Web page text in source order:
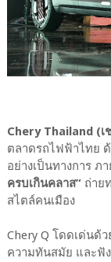
Chery Thailand (เ
ตลาดรถไฟฟ้าไทย
อย่างเป็นทางการ ภ
ครบเกินคลาส”ถ่าย
สไตล์คนเมือง
Chery Q โดดเด่นด้
ความทันสมัย และฟั